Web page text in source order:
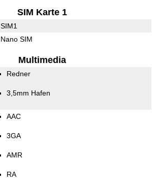
SIM Karte 1
SIM1
Nano SIM
Multimedia
Redner
3,5mm Hafen
AAC
3GA
AMR
RA